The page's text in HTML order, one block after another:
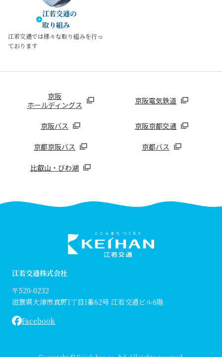
江若交通の
取り組み
江若交通では様々な取り組みを⾏っ
ております
京阪
ホールディングス
京阪電気鉄道
京阪バス 京阪京都交通
京都京阪バス 京都バス
⽐叡⼭・びわ湖
江若交通株式会社
〒520-0232
滋賀県⼤津市真野1丁⽬1番62号 江若交通ビル6階
Facebook